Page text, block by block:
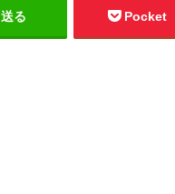
送る Pocket